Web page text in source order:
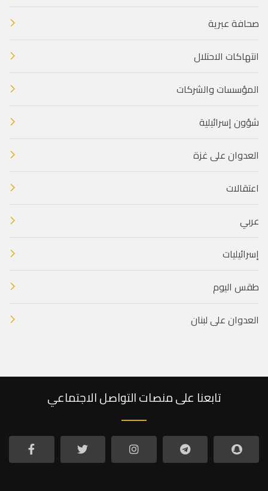
صحافة عبرية
انتهاكات الاحتلال
المؤسسات والشركات
شؤون إسرائيلية
العدوان على غزة
اعتقالات
عربي
إسرائيليات
طقس اليوم
العدوان على لبنان
تابعنا على منصات التواصل الاجتماعي